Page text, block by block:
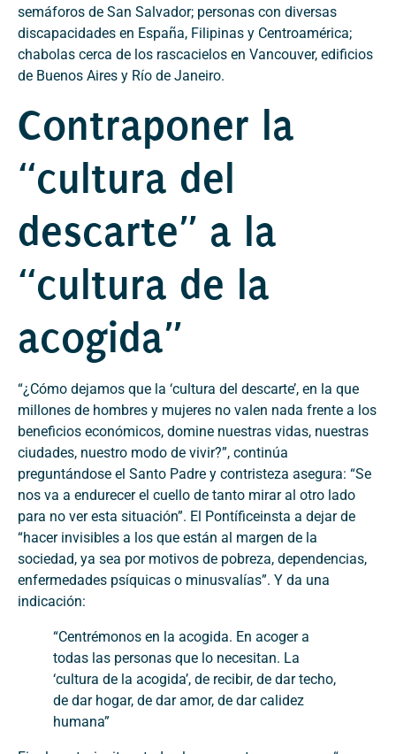
semáforos de San Salvador; personas con diversas
discapacidades en España, Filipinas y Centroamérica;
chabolas cerca de los rascacielos en Vancouver, edificios
de Buenos Aires y Río de Janeiro.
Contraponer la
“cultura del
descarte” a la
“cultura de la
acogida”
“¿Cómo dejamos que la ‘cultura del descarte’, en la que
millones de hombres y mujeres no valen nada frente a los
beneficios económicos, domine nuestras vidas, nuestras
ciudades, nuestro modo de vivir?”, continúa
preguntándose el Santo Padre y contristeza asegura: “Se
nos va a endurecer el cuello de tanto mirar al otro lado
para no ver esta situación”. El Pontíficeinsta a dejar de
“hacer invisibles a los que están al margen de la
sociedad, ya sea por motivos de pobreza, dependencias,
enfermedades psíquicas o minusvalías”. Y da una
indicación:
“Centrémonos en la acogida. En acoger a
todas las personas que lo necesitan. La
‘cultura de la acogida’, de recibir, de dar techo,
de dar hogar, de dar amor, de dar calidez
humana”